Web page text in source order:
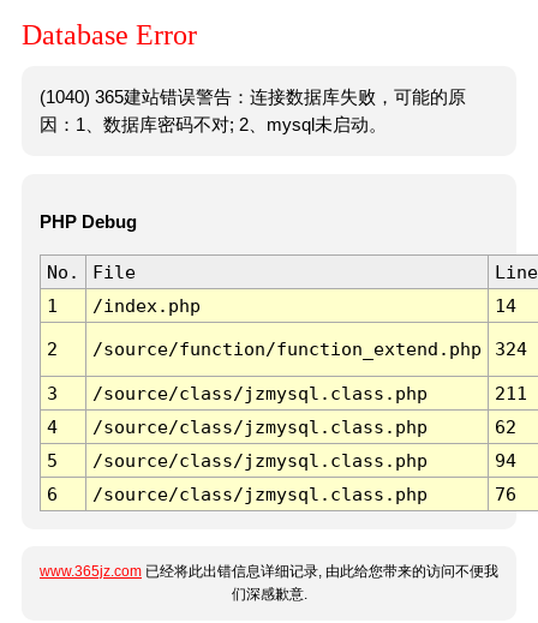
Database Error
(1040) 365建站错误警告：连接数据库失败，可能的原
因：1、数据库密码不对; 2、mysql未启动。
PHP Debug
No. File
Line
1
/index.php 14
2 /source/function/function_extend.php 324
3 /source/class/jzmysql.class.php
211
4
/source/class/jzmysql.class.php
62
5
/source/class/jzmysql.class.php
94
6
/source/class/jzmysql.class.php 76
www.365jz.com 已经将此出错信息详细记录, 由此给您带来的访问不便我
们深感歉意.